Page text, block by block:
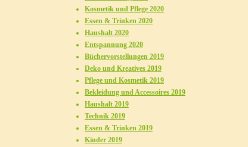
Kosmetik und Pflege 2020
Essen & Trinken 2020
Haushalt 2020
Entspannung 2020
Büchervorstellungen 2019
Deko und Kreatives 2019
Pflege und Kosmetik 2019
Bekleidung und Accessoires 2019
Haushalt 2019
Technik 2019
Essen & Trinken 2019
Kinder 2019